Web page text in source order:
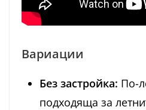
Вариации
Без застройка: По-
подходяща за